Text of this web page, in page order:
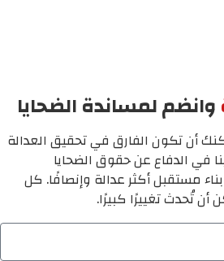
وانضم لمساندة الضحايا
أن تكون الفارق في تحقيق العدالة
في الدفاع عن حقوق الضحايا
مستقبل أكثر عدالة وإنصافًا. كل
تُحدث تغييرًا كبيرًا.